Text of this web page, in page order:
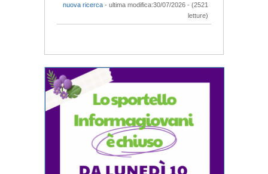
nuova ricerca - ultima modifica:30/07/2026 - (2521
letture)